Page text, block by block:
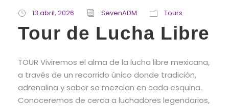
13 abril, 2026 SevenADM Tours
Tour de Lucha Libre
TOUR Viviremos el alma de la lucha libre mexicana,
a través de un recorrido único donde tradición,
adrenalina y sabor se mezclan en cada esquina.
Conoceremos de cerca a luchadores legendarios,